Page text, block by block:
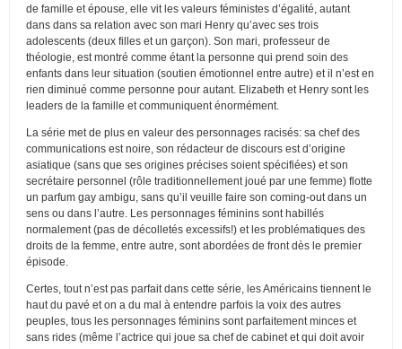
de famille et épouse, elle vit les valeurs féministes d’égalité, autant
dans dans sa relation avec son mari Henry qu’avec ses trois
adolescents (deux filles et un garçon). Son mari, professeur de
théologie, est montré comme étant la personne qui prend soin des
enfants dans leur situation (soutien émotionnel entre autre) et il n’est en
rien diminué comme personne pour autant. Elizabeth et Henry sont les
leaders de la famille et communiquent énormément.
La série met de plus en valeur des personnages racisés: sa chef des
communications est noire, son rédacteur de discours est d’origine
asiatique (sans que ses origines précises soient spécifiées) et son
secrétaire personnel (rôle traditionnellement joué par une femme) flotte
un parfum gay ambigu, sans qu’il veuille faire son coming-out dans un
sens ou dans l’autre. Les personnages féminins sont habillés
normalement (pas de décolletés excessifs!) et les problématiques des
droits de la femme, entre autre, sont abordées de front dès le premier
épisode.
Certes, tout n’est pas parfait dans cette série, les Américains tiennent le
haut du pavé et on a du mal à entendre parfois la voix des autres
peuples, tous les personnages féminins sont parfaitement minces et
sans rides (même l’actrice qui joue sa chef de cabinet et qui doit avoir